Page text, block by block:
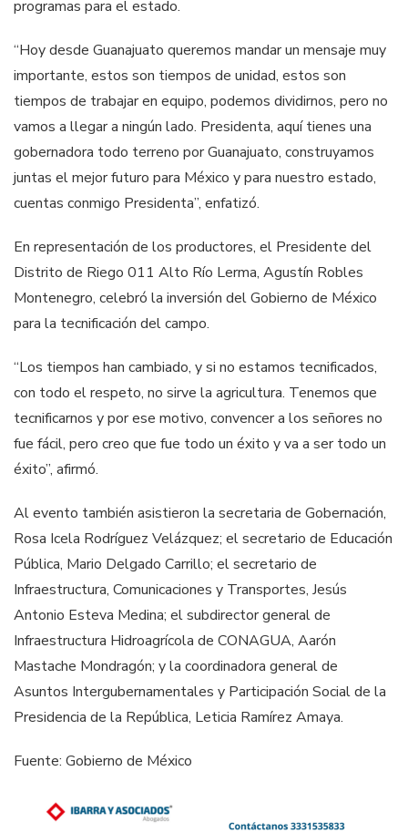
programas para el estado.
“Hoy desde Guanajuato queremos mandar un mensaje muy
importante, estos son tiempos de unidad, estos son
tiempos de trabajar en equipo, podemos dividirnos, pero no
vamos a llegar a ningún lado. Presidenta, aquí tienes una
gobernadora todo terreno por Guanajuato, construyamos
juntas el mejor futuro para México y para nuestro estado,
cuentas conmigo Presidenta”, enfatizó.
En representación de los productores, el Presidente del
Distrito de Riego 011 Alto Río Lerma, Agustín Robles
Montenegro, celebró la inversión del Gobierno de México
para la tecnificación del campo.
“Los tiempos han cambiado, y si no estamos tecnificados,
con todo el respeto, no sirve la agricultura. Tenemos que
tecnificarnos y por ese motivo, convencer a los señores no
fue fácil, pero creo que fue todo un éxito y va a ser todo un
éxito”, afirmó.
Al evento también asistieron la secretaria de Gobernación,
Rosa Icela Rodríguez Velázquez; el secretario de Educación
Pública, Mario Delgado Carrillo; el secretario de
Infraestructura, Comunicaciones y Transportes, Jesús
Antonio Esteva Medina; el subdirector general de
Infraestructura Hidroagrícola de CONAGUA, Aarón
Mastache Mondragón; y la coordinadora general de
Asuntos Intergubernamentales y Participación Social de la
Presidencia de la República, Leticia Ramírez Amaya.
Fuente: Gobierno de México